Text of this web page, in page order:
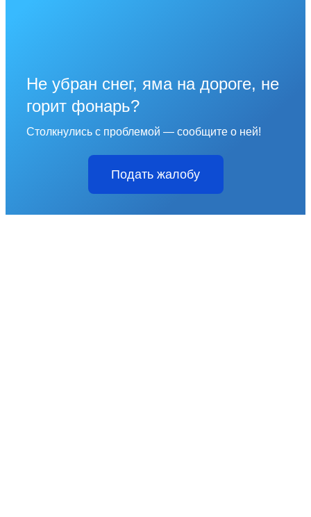
Не убран снег, яма на дороге, не
горит фонарь?
Столкнулись с проблемой — сообщите о ней!
Подать жалобу